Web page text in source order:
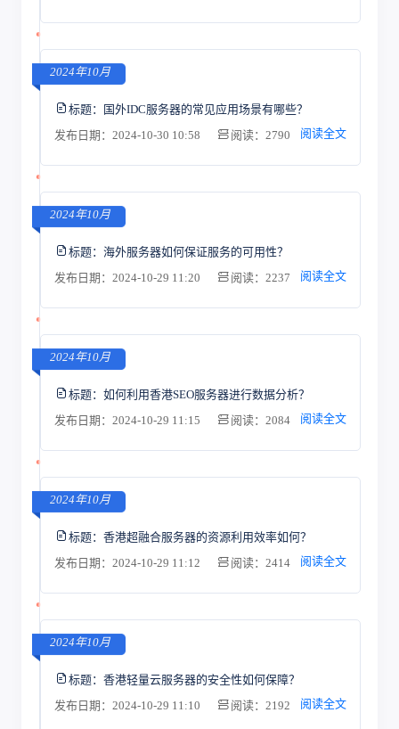
2024年10月
标题： 国外IDC服务器的常见应用场景有哪些？
发布日期：2024-10-30 10:58
阅读：2790 阅读全文
2024年10月
标题： 海外服务器如何保证服务的可用性？
发布日期：2024-10-29 11:20
阅读：2237 阅读全文
2024年10月
标题： 如何利用香港SEO服务器进行数据分析？
发布日期：2024-10-29 11:15
阅读：2084 阅读全文
2024年10月
标题： 香港超融合服务器的资源利用效率如何？
发布日期：2024-10-29 11:12
阅读：2414 阅读全文
2024年10月
标题： 香港轻量云服务器的安全性如何保障？
发布日期：2024-10-29 11:10
阅读：2192 阅读全文